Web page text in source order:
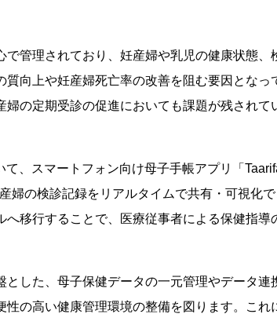
管理されており、妊産婦や乳児の健康状態、
向上や妊産婦死亡率の改善を阻む要因となっ
の定期受診の促進においても課題が残されて
、スマートフォン向け母子手帳アプリ「
婦の検診記録をリアルタイムで共有・可視化で
移行することで、医療従事者による保健指導
した、母子保健データの一元管理やデータ連
の高い健康管理環境の整備を図ります。これ